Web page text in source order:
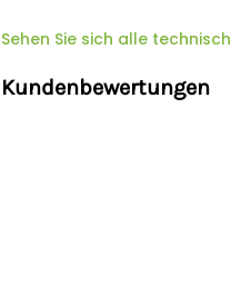
Palisadenhöhe: ca. 120
Komplett feuerverzinkt
Sehen Sie sich alle
Kundenbewertungen